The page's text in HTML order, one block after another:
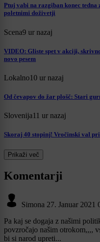
Ptuj vabi na razgiban konec
poletnimi doživetji
Scena9 ur nazaj
VIDEO: Gliste spet v akciji,
novo pesem
Lokalno10 ur nazaj
Od čevapov do žar plošč: Stari
Slovenija11 ur nazaj
Skoraj 40 stopinj! Vročinski val
Prikaži več
Komentarji
Simona 27. Januar 2021
Pa kaj se dogaja z našimi
povzročajo našim otrokom,,,,
bi si narod upreti...